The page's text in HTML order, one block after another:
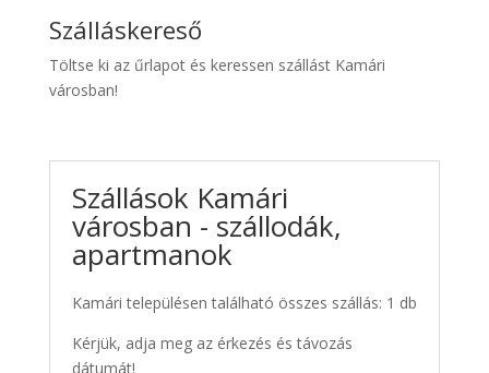
Kiwi
Taxi
Szálláskereső
Töltse ki az űrlapot és keressen szállást Kamári
városban!
Szállások Kamári
városban - szállodák,
apartmanok
Kamári településen található összes szállás: 1 db
Kérjük, adja meg az érkezés és távozás
dátumát!